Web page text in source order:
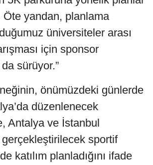
yandan, planlama
üniversiteler arası
için sponsor
da sürüyor.”
önümüzdeki günlerde
düzenlenecek
Antalya ve İstanbul
gerçekleştirilecek sportif
katılım planladığını ifade